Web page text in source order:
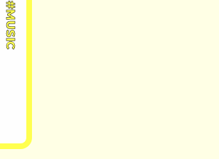
#MUSIC